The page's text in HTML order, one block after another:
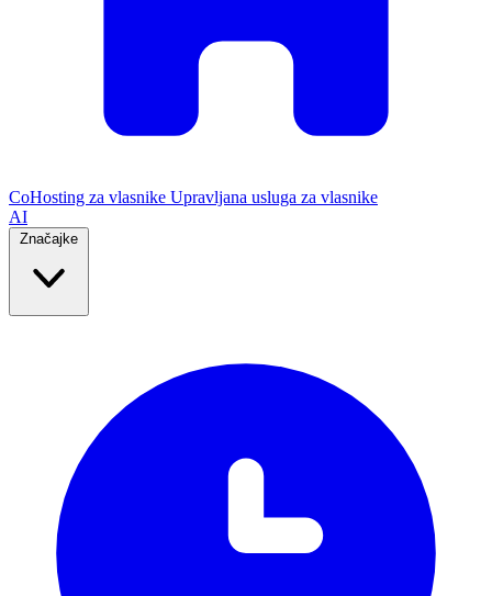
CoHosting za vlasnike Upravljana usluga za vlasnike
AI